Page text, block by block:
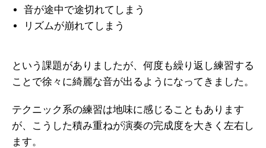
音が途中で途切れてしまう
リズムが崩れてしまう
という課題がありましたが、何度も繰り返し練習する
ことで徐々に綺麗な音が出るようになってきました。
テクニック系の練習は地味に感じることもあります
が、こうした積み重ねが演奏の完成度を大きく左右し
ます。